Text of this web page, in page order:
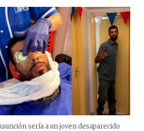
sería a un joven desaparecido